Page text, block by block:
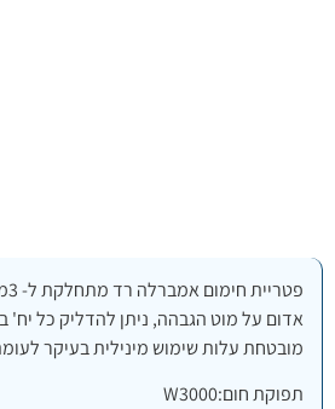
פטריית חימום אמברלה רד מתחלקת ל- 3מנורות אינפרא
אדום על מוט הגבהה, ניתן להדליק כל יח'
מובטחת עלות שימוש מינילית בעיקר
תפוקת חום:W3000